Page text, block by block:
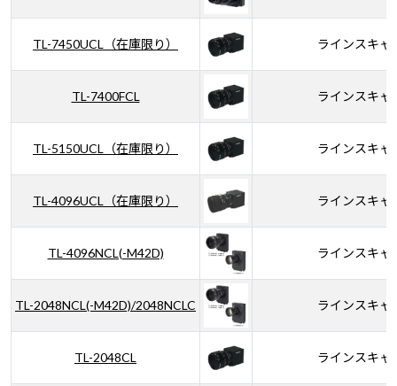
TL-7450UCL（在庫限り） ラインスキャ
TL-7400FCL ラインスキャ
TL-5150UCL（在庫限り） ラインスキャ
TL-4096UCL（在庫限り） ラインスキャ
TL-4096NCL(-M42D) ラインスキャ
TL-2048NCL(-M42D)/2048NCLC ラインスキャ
TL-2048CL ラインスキャ